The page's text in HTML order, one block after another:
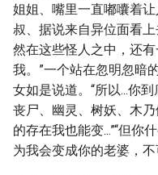
姐姐、嘴里一直嘟囔着
叔、据说来自异位面看上
然在这些怪人之中，还
我。”一个站在忽明忽暗
女如是说道。“所以...你
丧尸、幽灵、树妖、木
的存在我也能变...”“但你
为我会变成你的老婆，不